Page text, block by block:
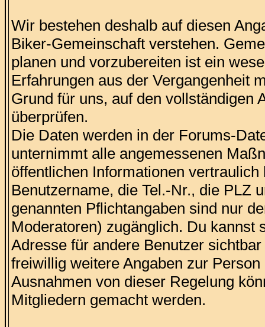
Wir bestehen deshalb auf diesen
Biker-Gemeinschaft verstehen.
planen und vorzubereiten ist ein
Erfahrungen aus der Vergangenheit
Grund für uns, auf den vollständigen
überprüfen.
Die Daten werden in der Forums-
unternimmt alle angemessenen
öffentlichen Informationen
Benutzername, die Tel.-Nr., die PLZ
genannten Pflichtangaben sind nur
Moderatoren) zugänglich. Du
Adresse für andere Benutzer
freiwillig weitere Angaben zur
Ausnahmen von dieser Regelung
Mitgliedern gemacht werden.